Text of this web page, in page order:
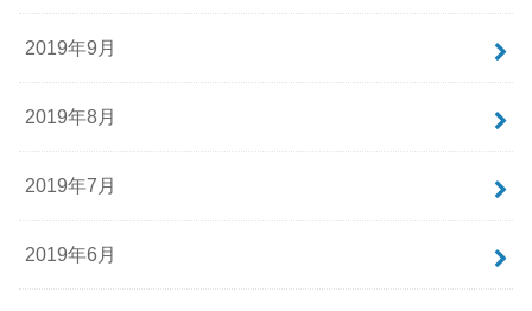
2019年9月
2019年8月
2019年7月
2019年6月